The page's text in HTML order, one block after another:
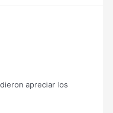
apreciar los